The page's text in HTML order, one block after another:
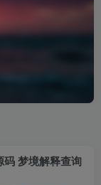
梦境解释查询